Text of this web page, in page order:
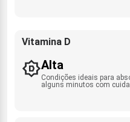
Vitamina D
Alta
Condições ideais para
alguns minutos com